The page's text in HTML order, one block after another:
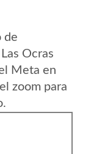
de
Ocras
Meta en
zoom para